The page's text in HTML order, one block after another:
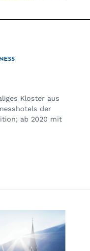
Kloster aus
der
ab 2020 mit